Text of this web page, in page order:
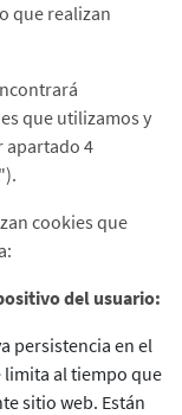
que realizan
que utilizamos y
apartado 4
").
cookies que
del usuario:
persistencia en el
al tiempo que
sitio web. Están